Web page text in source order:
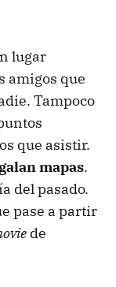
lugar
amigos que
Tampoco
que asistir.
mapas.
del pasado.
pase a partir
de